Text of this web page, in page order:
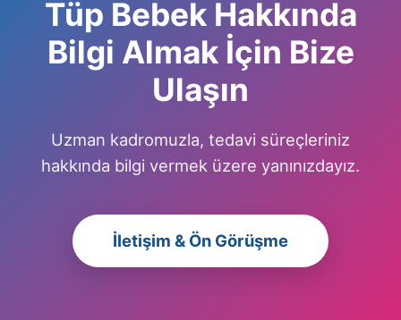
Tüp Bebek Hakkında
Bilgi Almak İçin Bize
Ulaşın
Uzman kadromuzla, tedavi süreçleriniz
hakkında bilgi vermek üzere yanınızdayız.
İletişim & Ön Görüşme